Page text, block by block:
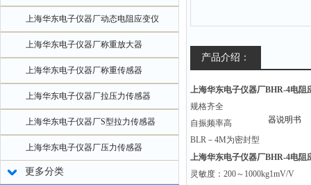
上海华东电子仪器厂动态电阻应变仪
上海华东电子仪器厂称重放大器
上海华东电子仪器厂称重传感器
上海华东电子仪器厂拉压力传感器
上海华东电子仪器厂S型拉力传感器
上海华东电子仪器厂压力传感器
更多分类
产品介绍：
上海华东电子仪器厂BHR-4电阻
规格齐全
自振频率高
BLR－4M为密封型
上海华东电子仪器厂BHR-4电阻
灵敏度：200～1000kg1mV/V